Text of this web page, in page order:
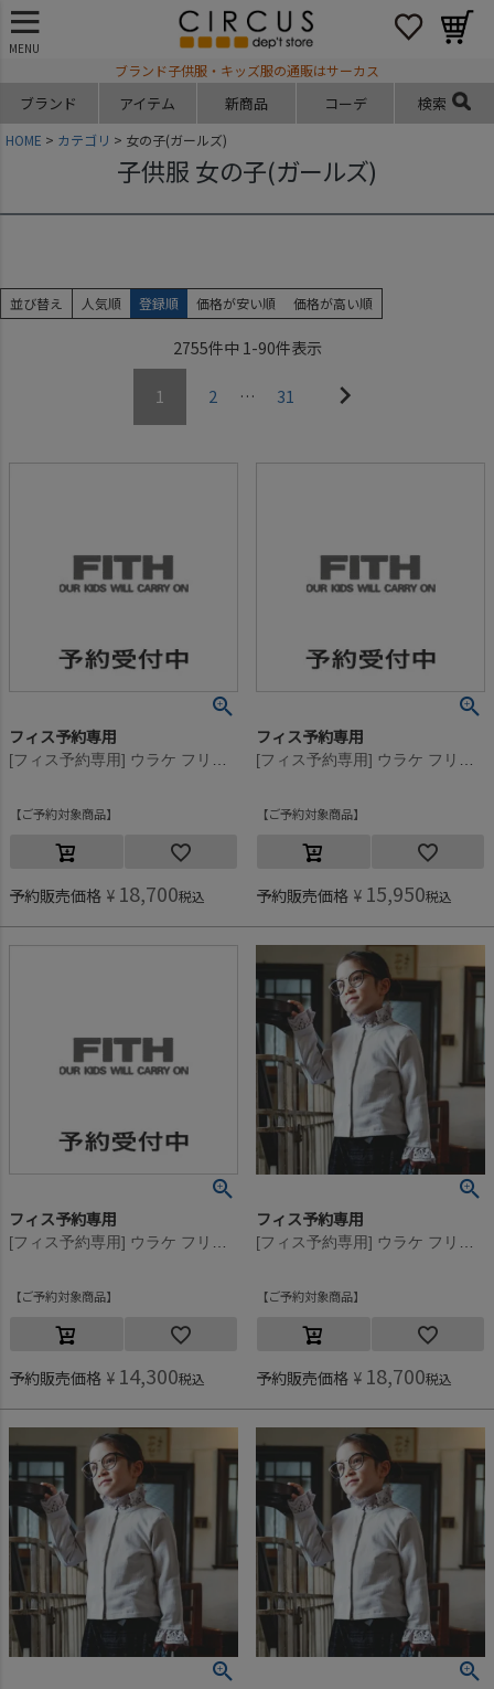
MENU
ブランド子供服・キッズ服の通販はサーカス
ブランド アイテム 新商品 コーデ 検索
HOME カテゴリ 女の子(ガールズ)
子供服 女の子(ガールズ)
並び替え 人気順 登録順 価格が安い順 価格が高い順
2755件中 1-90件表示
1 2 … 31
フィス予約専用
ご予約対象商品
予約販売価格 ¥ 18,700税込
フィス予約専用
ご予約対象商品
予約販売価格 ¥ 15,950税込
フィス予約専用
ご予約対象商品
予約販売価格 ¥ 14,300税込
フィス予約専用
ご予約対象商品
予約販売価格 ¥ 18,700税込